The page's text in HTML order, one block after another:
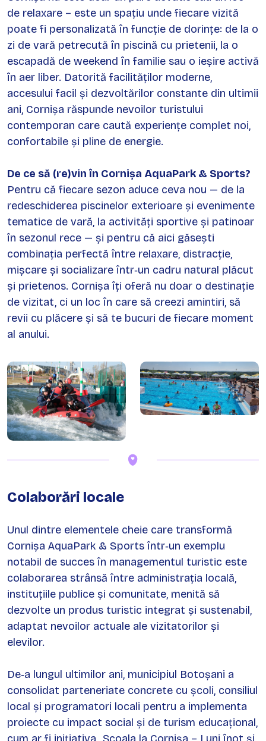
de relaxare – este un spațiu unde fiecare vizită
poate fi personalizată în funcție de dorințe: de la o
zi de vară petrecută în piscină cu prietenii, la o
escapadă de weekend în familie sau o ieșire activă
în aer liber. Datorită facilităților moderne,
accesului facil și dezvoltărilor constante din ultimii
ani, Cornișa răspunde nevoilor turistului
contemporan care caută experiențe complet noi,
confortabile și pline de energie.
De ce să (re)vin în Cornișa AquaPark & Sports?
Pentru că fiecare sezon aduce ceva nou — de la
redeschiderea piscinelor exterioare și evenimente
tematice de vară, la activități sportive și patinoar
în sezonul rece — și pentru că aici găsești
combinația perfectă între relaxare, distracție,
mișcare și socializare într‑un cadru natural plăcut
și prietenos. Cornișa îți oferă nu doar o destinație
de vizitat, ci un loc în care să creezi amintiri, să
revii cu plăcere și să te bucuri de fiecare moment
al anului.
Colaborări locale
Unul dintre elementele cheie care transformă
Cornișa AquaPark & Sports într‑un exemplu
notabil de succes în managementul turistic este
colaborarea strânsă între administrația locală,
instituțiile publice și comunitate, menită să
dezvolte un produs turistic integrat și sustenabil,
adaptat nevoilor actuale ale vizitatorilor și
elevilor.
De‑a lungul ultimilor ani, municipiul Botoșani a
consolidat parteneriate concrete cu școli, consiliul
local și programatori locali pentru a implementa
proiecte cu impact social și de turism educațional,